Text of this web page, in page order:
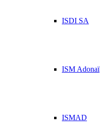
ISDI SA
ISM Adonaï
ISMAD